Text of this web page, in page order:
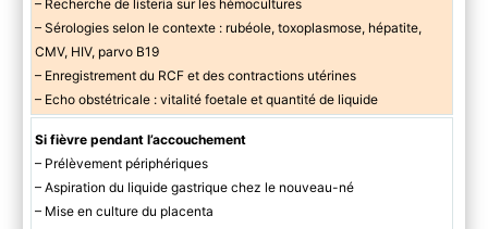
– Recherche de listeria sur les hémocultures
– Sérologies selon le contexte : rubéole, toxoplasmose, hépatite,
CMV, HIV, parvo B19
– Enregistrement du RCF et des contractions utérines
– Echo obstétricale : vitalité foetale et quantité de liquide
Si fièvre pendant l’accouchement
– Prélèvement périphériques
– Aspiration du liquide gastrique chez le nouveau-né
– Mise en culture du placenta